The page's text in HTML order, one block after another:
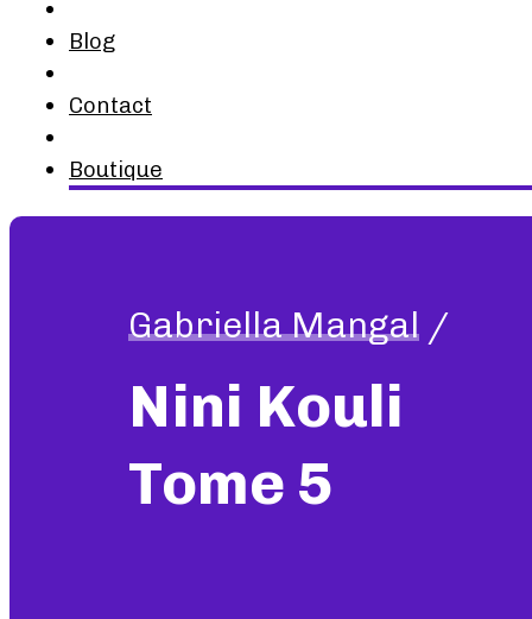
Blog
Contact
Boutique
Gabriella Mangal /
Nini Kouli
Tome 5